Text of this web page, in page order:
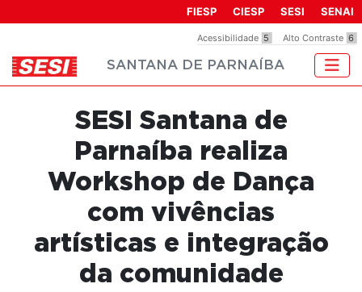
inclui
um
acessibilidade.
Acessibilidade 5 Alto Contraste 6
FIESP CIESP SESI SENAI
SANTANA DE PARNAÍBA
SESI Santana de
Parnaíba realiza
Workshop de Dança
com vivências
artísticas e integração
da comunidade